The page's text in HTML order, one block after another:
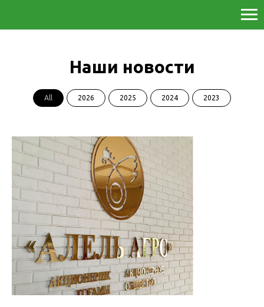
Наши новости
All 2026 2025 2024 2023